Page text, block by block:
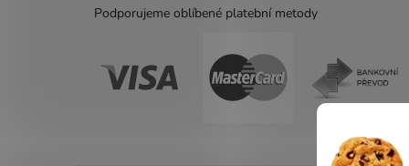
Podporujeme oblíbené platební metody